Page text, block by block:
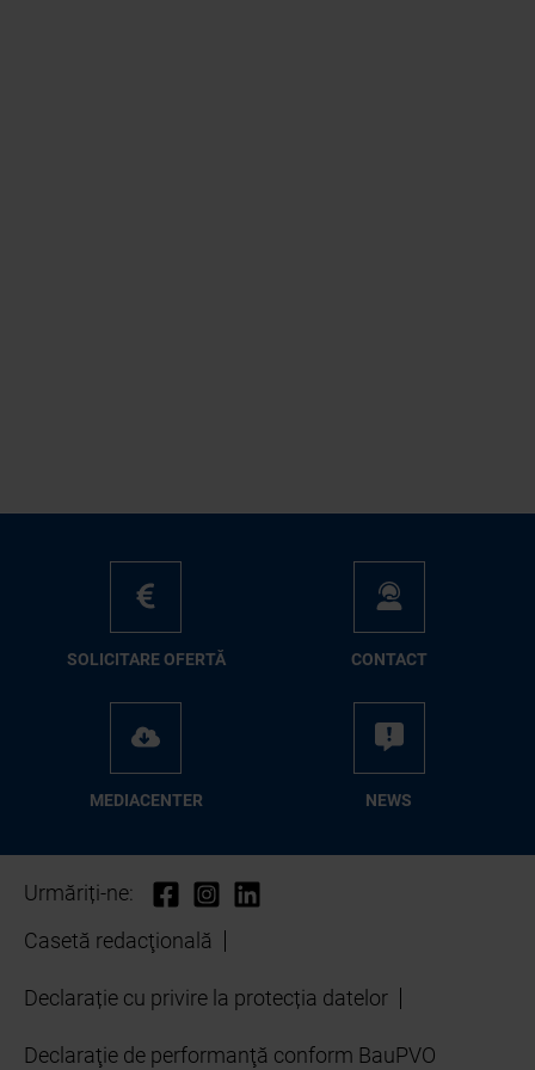
SO­LI­CI­TA­RE OFER­TĂ CON­TA­CT
ME­D­IA­CEN­TER NEWS
Urmăriți-ne:
Casetă redacţională
Declarație cu privire la protecția datelor
Declaraţie de performanţă conform BauPVO